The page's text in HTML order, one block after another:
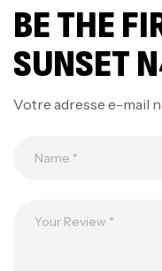
BE THE
SUNSET
Votre adresse e-mail